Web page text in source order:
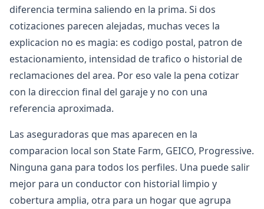
diferencia termina saliendo en la prima. Si dos
cotizaciones parecen alejadas, muchas veces la
explicacion no es magia: es codigo postal, patron de
estacionamiento, intensidad de trafico o historial de
reclamaciones del area. Por eso vale la pena cotizar
con la direccion final del garaje y no con una
referencia aproximada.
Las aseguradoras que mas aparecen en la
comparacion local son State Farm, GEICO, Progressive.
Ninguna gana para todos los perfiles. Una puede salir
mejor para un conductor con historial limpio y
cobertura amplia, otra para un hogar que agrupa